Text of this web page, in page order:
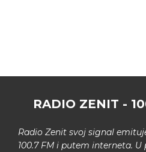
RADIO ZENIT -
Radio Zenit svoj signal
100.7 FM i putem interneta.